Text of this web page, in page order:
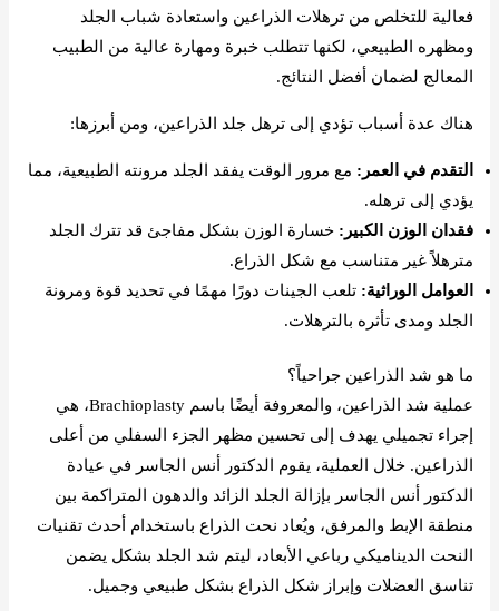
فعالية للتخلص من ترهلات الذراعين واستعادة شباب الجلد
ومظهره الطبيعي، لكنها تتطلب خبرة ومهارة عالية من الطبيب
المعالج لضمان أفضل النتائج.
هناك عدة أسباب تؤدي إلى ترهل جلد الذراعين، ومن أبرزها:
التقدم في العمر: مع مرور الوقت يفقد الجلد مرونته الطبيعية، مما
يؤدي إلى ترهله.
فقدان الوزن الكبير: خسارة الوزن بشكل مفاجئ قد تترك الجلد
مترهلاً غير متناسب مع شكل الذراع.
العوامل الوراثية: تلعب الجينات دورًا مهمًا في تحديد قوة ومرونة
الجلد ومدى تأثره بالترهلات.
ما هو شد الذراعين جراحياً؟
عملية شد الذراعين، والمعروفة أيضًا باسم Brachioplasty، هي
إجراء تجميلي يهدف إلى تحسين مظهر الجزء السفلي من أعلى
الذراعين. خلال العملية، يقوم الدكتور أنس الجاسر في عيادة
الدكتور أنس الجاسر بإزالة الجلد الزائد والدهون المتراكمة بين
منطقة الإبط والمرفق، ويُعاد نحت الذراع باستخدام أحدث تقنيات
النحت الديناميكي رباعي الأبعاد، ليتم شد الجلد بشكل يضمن
تناسق العضلات وإبراز شكل الذراع بشكل طبيعي وجميل.